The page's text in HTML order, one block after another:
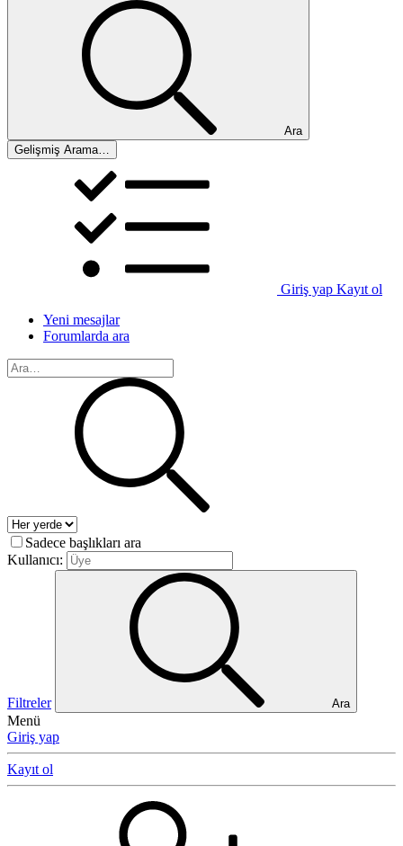
Ara
Gelişmiş Arama…
Giriş yap Kayıt ol
Yeni mesajlar
Forumlarda ara
Sadece başlıkları ara
Kullanıcı:
Filtreler Ara
Menü
Giriş yap
Kayıt ol